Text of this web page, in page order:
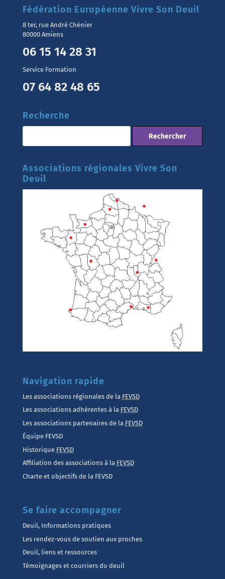
Fédération Européenne Vivre Son Deuil
8 ter, rue André Chénier
80000 Amiens
06 15 14 28 31
Service Formation
07 64 82 48 65
Recherche
Associations régionales Vivre Son
Deuil
Navigation rapide
Les associations régionales de la FEVSD
Les associations adhérentes à la FEVSD
Les associations partenaires de la FEVSD
Équipe FEVSD
Historique FEVSD
Affiliation des associations à la FEVSD
Charte et objectifs de la FEVSD
Se faire accompagner
Deuil, Informations pratiques
Les rendez-vous de soutien aux proches
Deuil, liens et ressources
Témoignages et courriers du deuil